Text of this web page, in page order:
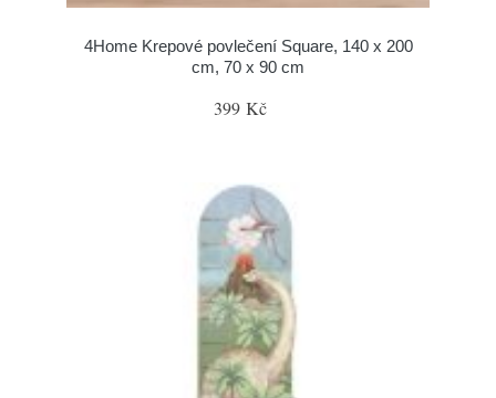
4Home Krepové povlečení Square, 140 x 200
cm, 70 x 90 cm
399 Kč